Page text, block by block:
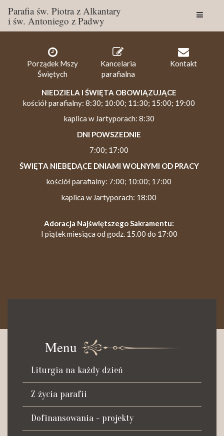
Parafia św. Piotra z Alkantary
i św. Antoniego z Padwy
Porządek Mszy
Świętych
Kancelaria
parafialna
Kontakt
NIEDZIELA I ŚWIĘTA OBOWIĄZUJĄCE
kościół parafialny: 8:30; 10:00; 11:30; 15:00; 19:00
kaplica w Jartyporach: 8:30
DNI POWSZEDNIE
7:00; 17:00
ŚWIĘTA NIEBĘDĄCE DNIAMI WOLNYMI OD PRACY
kościół parafialny: 7:00; 10:00; 17:00
kaplica w Jartyporach: 18:00
Adoracja Najświętszego Sakramentu:
I piątek miesiąca od godz. 15.00 do 17:00
Czynna od poniedziałku do soboty do godz. 8.30 oraz po Mszy
św. wieczornej do godz. 18.00.
Telefon dyżurny: +48 665 034 305
Zwiedzanie kościoła i ekspozycji muzealnej:
kustosz-przewodnik
Roman Postek + 48 667 684 406
Parafia św. Piotra z Alkantary
i św. Antoniego z Padwy
Menu
Liturgia na każdy dzień
Z życia parafii
Dofinansowania - projekty